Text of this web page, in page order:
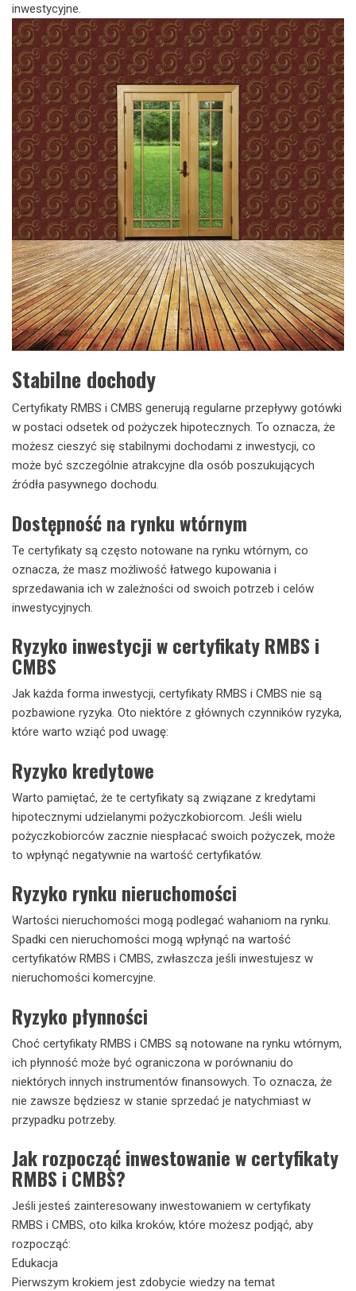
inwestycyjne.
Stabilne dochody
Certyfikaty RMBS i CMBS generują regularne przepływy gotówki
w postaci odsetek od pożyczek hipotecznych. To oznacza, że
możesz cieszyć się stabilnymi dochodami z inwestycji, co
może być szczególnie atrakcyjne dla osób poszukujących
źródła pasywnego dochodu.
Dostępność na rynku wtórnym
Te certyfikaty są często notowane na rynku wtórnym, co
oznacza, że masz możliwość łatwego kupowania i
sprzedawania ich w zależności od swoich potrzeb i celów
inwestycyjnych.
Ryzyko inwestycji w certyfikaty RMBS i
CMBS
Jak każda forma inwestycji, certyfikaty RMBS i CMBS nie są
pozbawione ryzyka. Oto niektóre z głównych czynników ryzyka,
które warto wziąć pod uwagę:
Ryzyko kredytowe
Warto pamiętać, że te certyfikaty są związane z kredytami
hipotecznymi udzielanymi pożyczkobiorcom. Jeśli wielu
pożyczkobiorców zacznie niespłacać swoich pożyczek, może
to wpłynąć negatywnie na wartość certyfikatów.
Ryzyko rynku nieruchomości
Wartości nieruchomości mogą podlegać wahaniom na rynku.
Spadki cen nieruchomości mogą wpłynąć na wartość
certyfikatów RMBS i CMBS, zwłaszcza jeśli inwestujesz w
nieruchomości komercyjne.
Ryzyko płynności
Choć certyfikaty RMBS i CMBS są notowane na rynku wtórnym,
ich płynność może być ograniczona w porównaniu do
niektórych innych instrumentów finansowych. To oznacza, że
nie zawsze będziesz w stanie sprzedać je natychmiast w
przypadku potrzeby.
Jak rozpocząć inwestowanie w certyfikaty
RMBS i CMBS?
Jeśli jesteś zainteresowany inwestowaniem w certyfikaty
RMBS i CMBS, oto kilka kroków, które możesz podjąć, aby
rozpocząć:
Edukacja
Pierwszym krokiem jest zdobycie wiedzy na temat